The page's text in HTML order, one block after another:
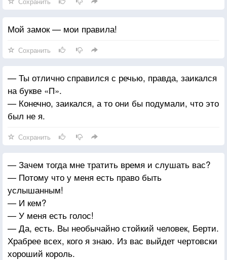
Мой замок — мои правила!
Сохранить
— Ты отлично справился с речью, правда, заикался
на букве «П».
— Конечно, заикался, а то они бы подумали, что это
был не я.
Сохранить
— Зачем тогда мне тратить время и слушать вас?
— Потому что у меня есть право быть
услышанным!
— И кем?
— У меня есть голос!
— Да, есть. Вы необычайно стойкий человек, Берти.
Храбрее всех, кого я знаю. Из вас выйдет чертовски
хороший король.